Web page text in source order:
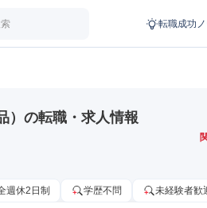
転職成功
）の転職・求人情報
週休2日制 学歴不問 未経験者歓